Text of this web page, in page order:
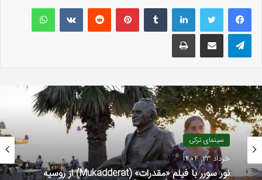
لینکداینتامبلر پینتریستReddit
VKontakteواتس آپ
تلگرام اشتراک گذاری با ایمیل چاپ
سینمای ترکی
خرداد 23, 1404
نور سورر با فیلم «مقدرات» (Mukadderat) از روسیه